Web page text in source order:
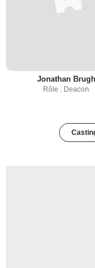
Jonathan Brugh
Rôle : Deacon